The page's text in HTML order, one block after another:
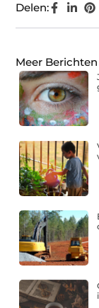
Delen:
Meer Berichten